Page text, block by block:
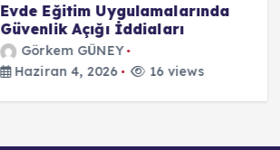
Evde Eğitim Uygulamalarında
Güvenlik Açığı İddiaları
Görkem GÜNEY
Haziran 4, 2026
16 views